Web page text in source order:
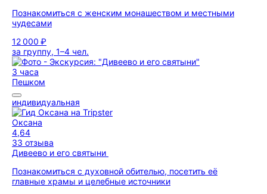
Познакомиться с женским монашеством и местными
чудесами
12 000 ₽
за группу, 1–4 чел.
3 часа
Пешком
индивидуальная
Оксана
4,64
33 отзыва
Дивеево и его святыни
Познакомиться с духовной обителью, посетить её
главные храмы и целебные источники